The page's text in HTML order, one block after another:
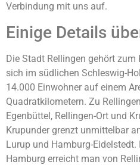
Verbindung mit uns auf.
Einige Details
Die Stadt Rellingen gehört
sich im südlichen Schleswig-
14.000 Einwohner auf einem
Quadratkilometern. Zu
Egenbüttel, Rellingen-Ort und
Krupunder grenzt unmittelbar
Lurup und Hamburg-
Hamburg erreicht man von